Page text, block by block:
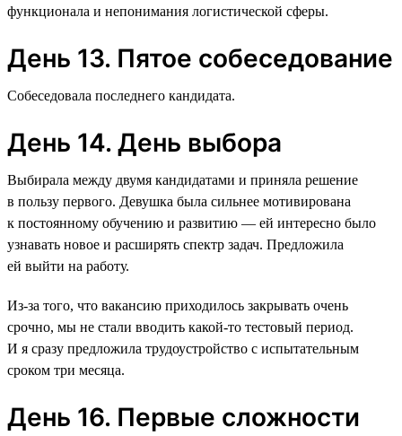
функционала и непонимания логистической сферы.
День 13. Пятое собеседование
Собеседовала последнего кандидата.
День 14. День выбора
Выбирала между двумя кандидатами и приняла решение
в пользу первого. Девушка была сильнее мотивирована
к постоянному обучению и развитию — ей интересно было
узнавать новое и расширять спектр задач. Предложила
ей выйти на работу.
Из-за того, что вакансию приходилось закрывать очень
срочно, мы не стали вводить какой-то тестовый период.
И я сразу предложила трудоустройство с испытательным
сроком три месяца.
День 16. Первые сложности